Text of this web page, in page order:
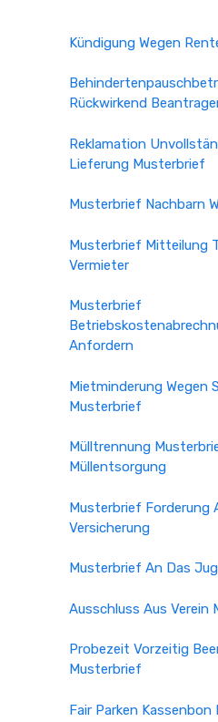
Kündigung Wegen
Rückwirkend
Reklamation
Lieferung Musterbrief
Musterbrief Nachbarn
Musterbrief Mitteilung
Vermieter
Musterbrief
Anfordern
Mietminderung Wegen
Musterbrief
Mülltrennung
Müllentsorgung
Musterbrief Forderung
Versicherung
Musterbrief An Das
Ausschluss Aus Verein
Probezeit Vorzeitig
Musterbrief
Fair Parken